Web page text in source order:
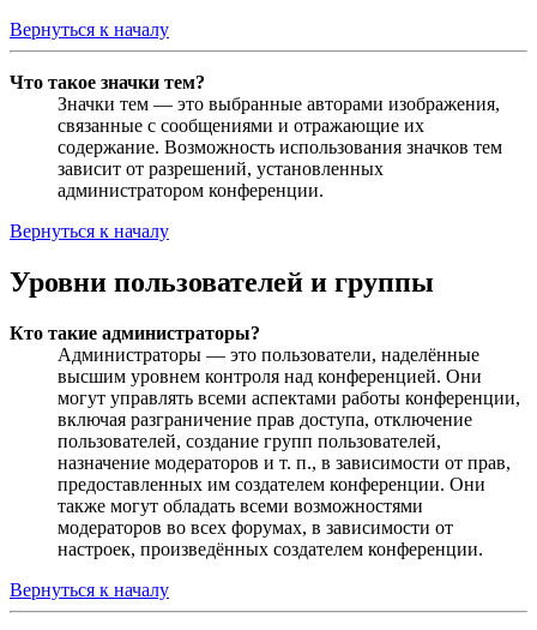
Вернуться к началу
Что такое значки тем?
Значки тем — это выбранные авторами изображения,
связанные с сообщениями и отражающие их
содержание. Возможность использования значков тем
зависит от разрешений, установленных
администратором конференции.
Вернуться к началу
Уровни пользователей и группы
Кто такие администраторы?
Администраторы — это пользователи, наделённые
высшим уровнем контроля над конференцией. Они
могут управлять всеми аспектами работы конференции,
включая разграничение прав доступа, отключение
пользователей, создание групп пользователей,
назначение модераторов и т. п., в зависимости от прав,
предоставленных им создателем конференции. Они
также могут обладать всеми возможностями
модераторов во всех форумах, в зависимости от
настроек, произведённых создателем конференции.
Вернуться к началу